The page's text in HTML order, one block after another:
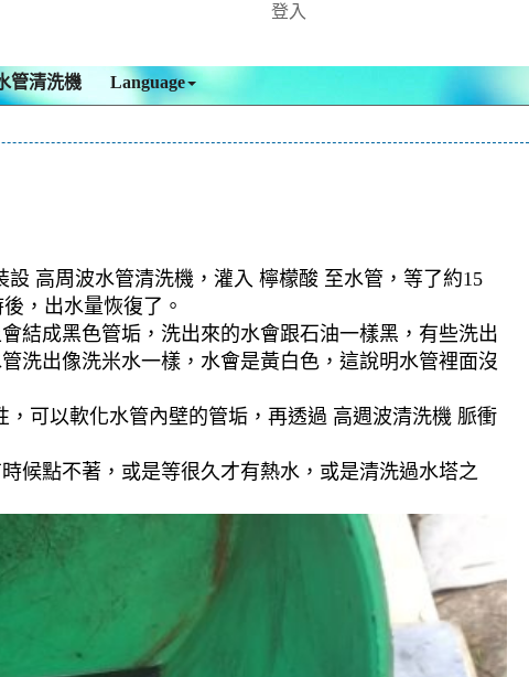
登入
管清洗機 Language
高周波水管清洗機，灌入 檸檬酸 至水管，等了約15
，出水量恢復了。
結成黑色管垢，洗出來的水會跟石油一樣黑，有些洗出
洗出像洗米水一樣，水會是黃白色，這說明水管裡面沒
可以軟化水管內壁的管垢，再透過 高週波清洗機 脈衝
候點不著，或是等很久才有熱水，或是清洗過水塔之